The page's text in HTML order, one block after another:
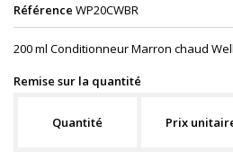
Référence WP20CWBR
200 ml Conditionneur Marron chaud
Remise sur la quantité
Quantité Prix